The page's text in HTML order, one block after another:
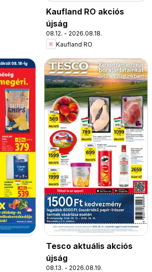
Kaufland RO akciós
újság
08.12. - 2026.08.18.
Kaufland RO
Tesco aktuális akciós
újság
08.13. - 2026.08.19.